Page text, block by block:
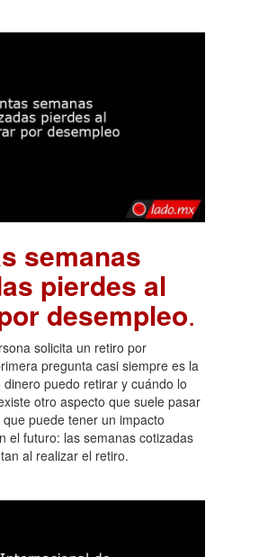
semanas
pierdes al
desempleo.
solicita un retiro por
pregunta casi siempre es la
dinero puedo retirar y cuándo lo
otro aspecto que suele pasar
puede tener un impacto
el futuro: las semanas cotizadas
al realizar el retiro.